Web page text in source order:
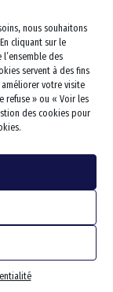
nous souhaitons
cliquant sur le
des
servent à des fins
votre visite
refuse » ou « Voir les
des cookies pour
installer
en
des
combinée PMR
et vasque Sénior
combinée sénior
PMR
PMR
et
Déplacement
escalier
personne
d’accès
fenêtres
& Rangements
et Domotique